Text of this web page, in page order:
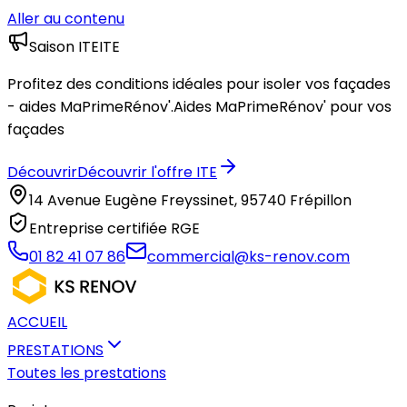
Aller au contenu
Saison ITEITE
Profitez des conditions idéales pour isoler vos façades
- aides MaPrimeRénov'.Aides MaPrimeRénov' pour vos
façades
DécouvrirDécouvrir l'offre ITE
14 Avenue Eugène Freyssinet, 95740 Frépillon
Entreprise certifiée RGE
01 82 41 07 86
commercial@ks-renov.com
ACCUEIL
PRESTATIONS
Toutes les prestations